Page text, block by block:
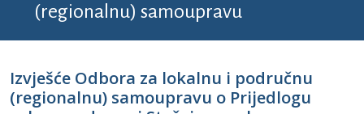
(regionalnu) samoupravu
Izvješće Odbora za lokalnu i područnu
(regionalnu) samoupravu o Prijedlogu